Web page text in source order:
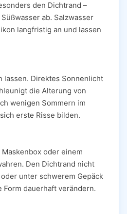
den Dichtrand –
ab. Salzwasser
langfristig an und lassen
lassen. Direktes Sonnenlicht
die Alterung von
wenigen Sommern im
erste Risse bilden.
oder einem
Den Dichtrand nicht
unter schwerem Gepäck
Form dauerhaft verändern.